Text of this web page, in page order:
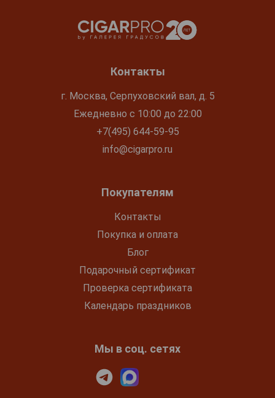
Контакты
г. Москва, Серпуховский вал, д. 5
Ежедневно с 10:00 до 22:00
+7(495) 644-59-95
info@cigarpro.ru
Покупателям
Контакты
Покупка и оплата
Блог
Подарочный сертификат
Проверка сертификата
Календарь праздников
Мы в соц. сетях